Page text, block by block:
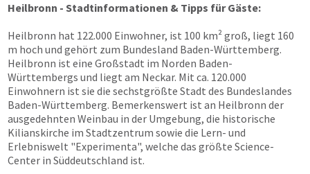
Heilbronn - Stadtinformationen & Tipps für Gäste:
Heilbronn hat 122.000 Einwohner, ist 100 km² groß, liegt 160
m hoch und gehört zum Bundesland Baden-Württemberg.
Heilbronn ist eine Großstadt im Norden Baden-
Württembergs und liegt am Neckar. Mit ca. 120.000
Einwohnern ist sie die sechstgrößte Stadt des Bundeslandes
Baden-Württemberg. Bemerkenswert ist an Heilbronn der
ausgedehnten Weinbau in der Umgebung, die historische
Kilianskirche im Stadtzentrum sowie die Lern- und
Erlebniswelt "Experimenta", welche das größte Science-
Center in Süddeutschland ist.